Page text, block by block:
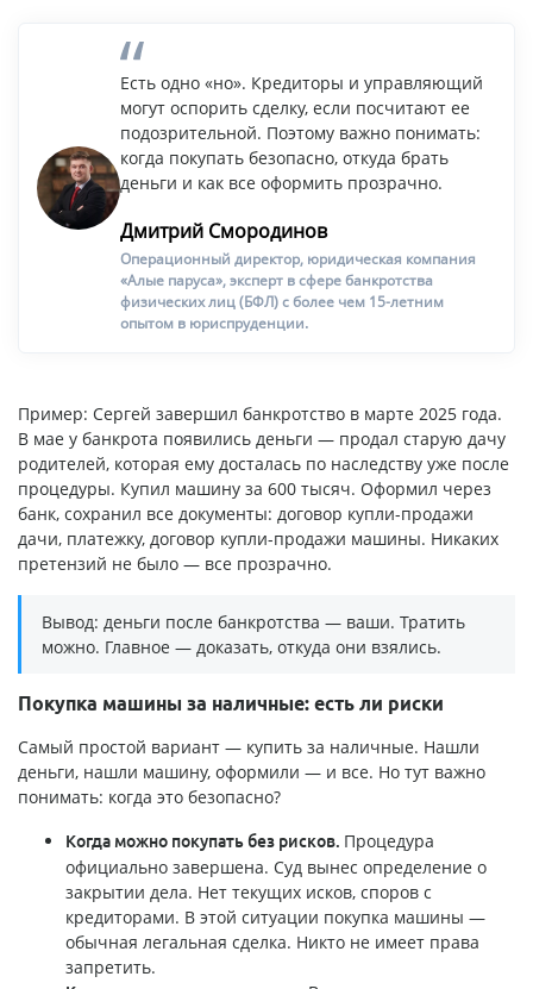
Есть одно «но». Кредиторы и управляющий
могут оспорить сделку, если посчитают ее
подозрительной. Поэтому важно понимать:
когда покупать безопасно, откуда брать
деньги и как все оформить прозрачно.
Дмитрий Смородинов
Операционный директор, юридическая компания
«Алые паруса», эксперт в сфере банкротства
физических лиц (БФЛ) с более чем 15-летним
опытом в юриспруденции.
Пример: Сергей завершил банкротство в марте 2025 года.
В мае у банкрота появились деньги — продал старую дачу
родителей, которая ему досталась по наследству уже после
процедуры. Купил машину за 600 тысяч. Оформил через
банк, сохранил все документы: договор купли-продажи
дачи, платежку, договор купли-продажи машины. Никаких
претензий не было — все прозрачно.
Вывод: деньги после банкротства — ваши. Тратить
можно. Главное — доказать, откуда они взялись.
Покупка машины за наличные: есть ли риски
Самый простой вариант — купить за наличные. Нашли
деньги, нашли машину, оформили — и все. Но тут важно
понимать: когда это безопасно?
Когда можно покупать без рисков. Процедура
официально завершена. Суд вынес определение о
закрытии дела. Нет текущих исков, споров с
кредиторами. В этой ситуации покупка машины —
обычная легальная сделка. Никто не имеет права
запретить.